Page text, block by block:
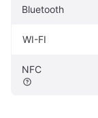
Bluetooth
WI-FI
NFC